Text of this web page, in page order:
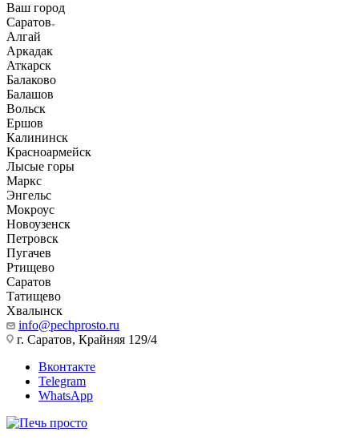
Ваш город
Саратов
Алгай
Аркадак
Аткарск
Балаково
Балашов
Вольск
Ершов
Калининск
Красноармейск
Лысые горы
Маркс
Энгельс
Мокроус
Новоузенск
Петровск
Пугачев
Ртищево
Саратов
Татищево
Хвалынск
info@pechprosto.ru
г. Саратов, Крайняя 129/4
Вконтакте
Telegram
WhatsApp